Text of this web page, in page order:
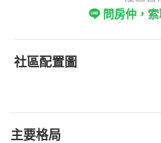
問房仲，
社區配置圖
主要格局